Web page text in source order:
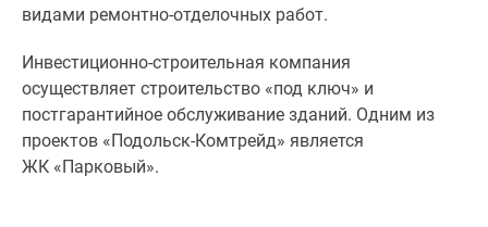
видами ремонтно-отделочных работ.
Инвестиционно-строительная компания
осуществляет строительство «под ключ» и
постгарантийное обслуживание зданий. Одним из
проектов «Подольск-Комтрейд» является
ЖК «Парковый».